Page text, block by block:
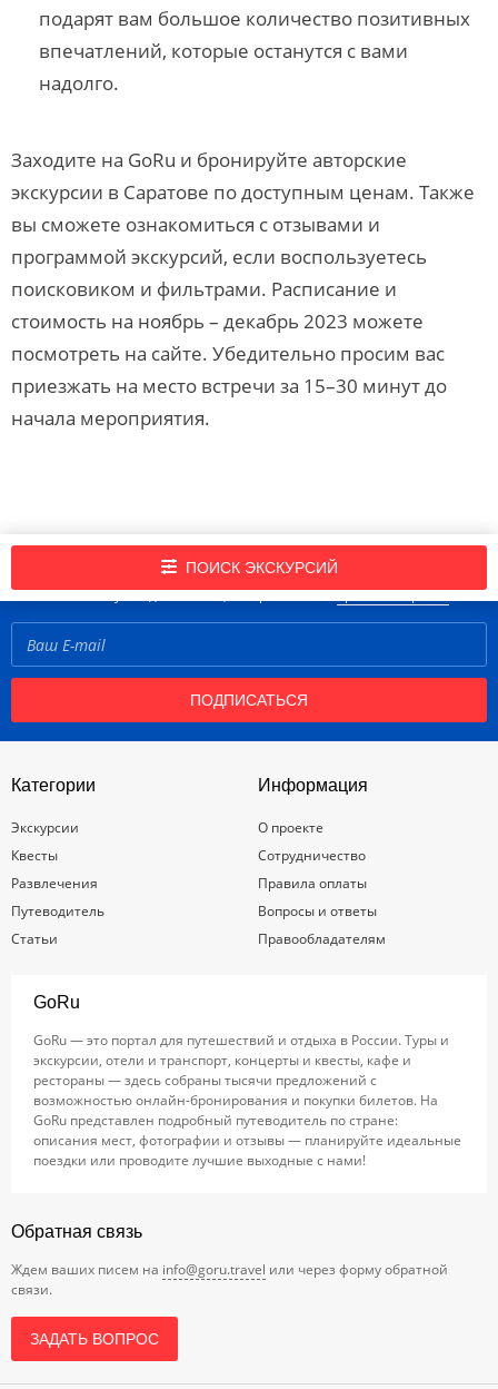
подарят вам большое количество позитивных
впечатлений, которые останутся с вами
надолго.
Заходите на GoRu и бронируйте авторские
экскурсии в Саратове по доступным ценам. Также
вы сможете ознакомиться с отзывами и
программой экскурсий, если воспользуетесь
поисковиком и фильтрами. Расписание и
стоимость на ноябрь – декабрь 2023 можете
посмотреть на сайте. Убедительно просим вас
приезжать на место встречи за 15–30 минут до
начала мероприятия.
ПОИСК ЭКСКУРСИЙ
Подпишись на нашу рассылку новостей!
Нажимая кнопку «Подписаться», вы принимаетеправила портала
ПОДПИСАТЬСЯ
Категории
Экскурсии
Квесты
Развлечения
Путеводитель
Статьи
Информация
О проекте
Сотрудничество
Правила оплаты
Вопросы и ответы
Правообладателям
GoRu
GoRu — это портал для путешествий и отдыха в России. Туры и
экскурсии, отели и транспорт, концерты и квесты, кафе и
рестораны — здесь собраны тысячи предложений с
возможностью онлайн-бронирования и покупки билетов. На
GoRu представлен подробный путеводитель по стране:
описания мест, фотографии и отзывы — планируйте идеальные
поездки или проводите лучшие выходные с нами!
Обратная связь
Ждем ваших писем на info@goru.travel или через форму обратной
связи.
ЗАДАТЬ ВОПРОС